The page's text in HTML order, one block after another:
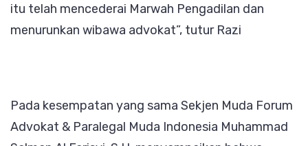
itu telah mencederai Marwah Pengadilan dan
menurunkan wibawa advokat”, tutur Razi
Pada kesempatan yang sama Sekjen Muda Forum
Advokat & Paralegal Muda Indonesia Muhammad